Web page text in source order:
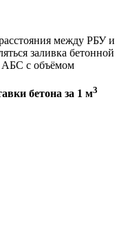
между РБУ и
заливка бетонной
АБС с объёмом
бетона за 1 м3